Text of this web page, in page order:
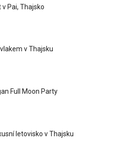
v Pai, Thajsko
v Thajsku
Full Moon Party
letovisko v Thajsku